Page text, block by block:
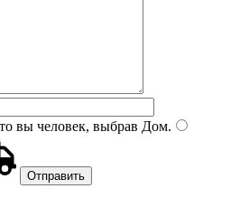
вы человек, выбрав Дом.